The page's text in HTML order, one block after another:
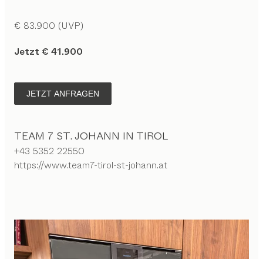
€ 83.900 (UVP)
Jetzt € 41.900
JETZT ANFRAGEN
TEAM 7 ST. JOHANN IN TIROL
+43 5352 22550
https://www.team7-tirol-st-johann.at